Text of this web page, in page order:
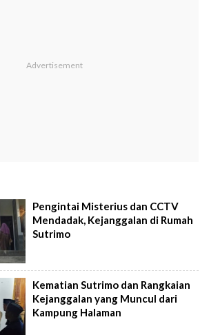
Pengintai Misterius dan CCTV
Mendadak, Kejanggalan di Rumah
Sutrimo
Kematian Sutrimo dan Rangkaian
Kejanggalan yang Muncul dari
Kampung Halaman